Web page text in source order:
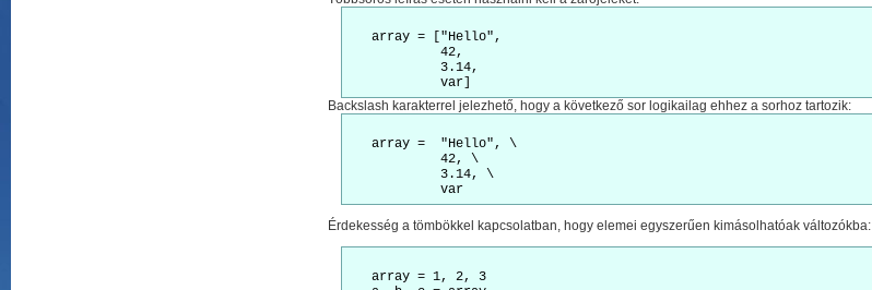
   array = ["Hello",
Backslash karakterrel jelezhető, hogy a következő sor logikailag ehhez a sorhoz tartozik:
   array =  "Hello", \
Érdekesség a tömbökkel kapcsolatban, hogy elemei egyszerűen kimásolhatóak változókba:
   array = 1, 2, 3